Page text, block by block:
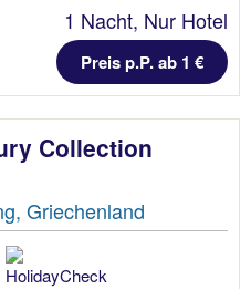
1 Nacht, Nur Hotel
Preis p.P. ab 1 €
Collection
Griechenland